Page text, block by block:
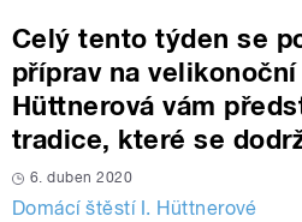
Celý tento týden se
příprav na
Hüttnerová vám
tradice, které se
6. duben 2020
Domácí štěstí I. Hüttnerové